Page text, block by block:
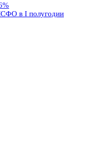
в I полугодии